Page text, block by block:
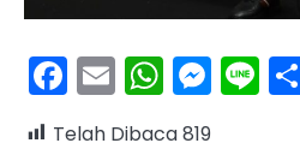
Facebook
Email
Telah Dibaca819